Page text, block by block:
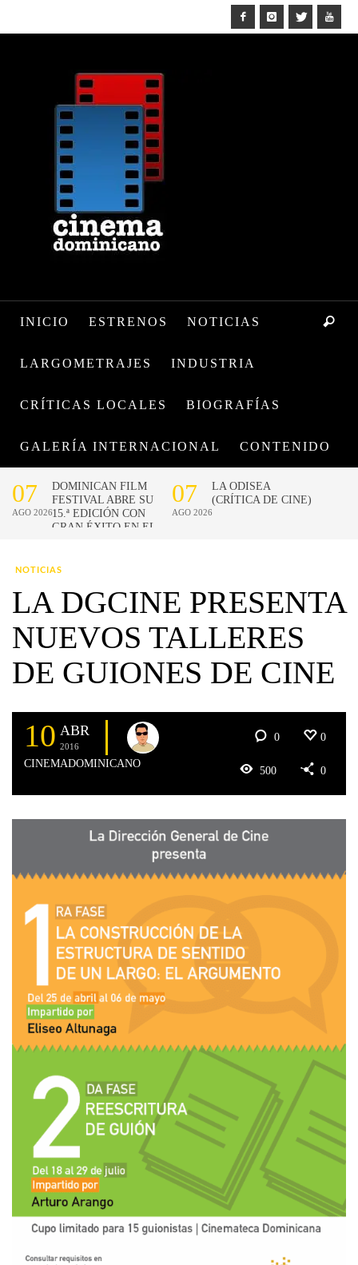
INICIO ESTRENOS NOTICIAS
LARGOMETRAJES INDUSTRIA
CRÍTICAS LOCALES BIOGRAFÍAS
GALERÍA INTERNACIONAL CONTENIDO
NOTICIAS
LA DGCINE PRESENTA
NUEVOS TALLERES
DE GUIONES DE CINE
10 ABR
2016
CINEMADOMINICANO
0 0
500 0